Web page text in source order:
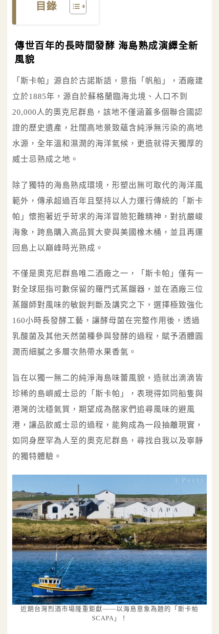
目錄
傳世百年的長時間發酵 海島熟成演繹全新
風貌
「斯卡帕」源自於古諾斯語，意指「帆船」，酒廠建
立於1885年，源自於蘇格蘭臨海北境、人口不到
20,000人的奧克尼群島，該地不僅涵蓋多個聯合國認
證的歷史遺產，壯闊高地景致蘊含純淨無污染的高地
水源，全年溫和濕潤的海洋氣候，更造就得天獨厚的
威士忌熟成之地。
除了獨特的海島熟成環境，形塑出無可取代的海洋風
範外，傳承超過百年且堅持以人力運行傳統的「斯卡
帕」懷抱著近乎苛求的海洋冒險犯難精神，對抗嚴峻
海象，跨島購入高品質大麥與美國橡木桶，並且再運
回島上以巔峰時光熟成。
不僅是奧克尼群島唯二酒廠之一，「斯卡帕」僅有一
對全球屈指可數保留的羅門式蒸餾器，並在酒廠三位
蒸餾師對風味的敏銳判斷及講究之下，選擇極致強化
160小時長發酵工藝，讓酵母菌在完整作用後，透過
乳酸菌及其他天然菌種參與發酵的過程，賦予酒體圓
潤而細膩之多層次熱帶水果香氣。
旨在以獨一無二的純淨海島味蕾風貌，造就出滴滴皆
珍稀的島嶼威士忌的「斯卡帕」，表現得如同船隻與
港灣的沈穩氣質，期望成為酩家們追尋風味的避風
港，讓品飲威士忌的過程，能夠成為一段抽離現實，
如同身歷罕為人至的奧克尼群島，尋找自我以及寧靜
的獨特體驗。
近期台灣烈酒市場隆重鉅獻——以海島意象為題的「斯卡帕
SCAPA」！